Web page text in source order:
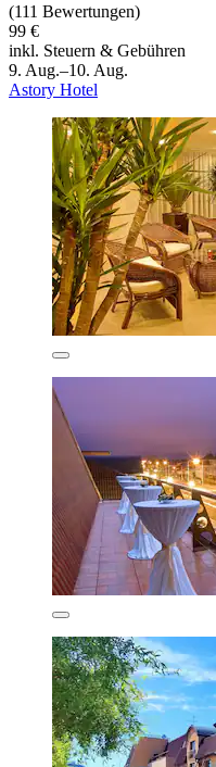
(111 Bewertungen)
99 €
inkl. Steuern & Gebühren
9. Aug.–10. Aug.
Astory Hotel